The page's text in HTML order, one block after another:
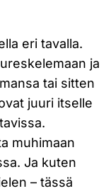
eri tavalla.
ja
tai sitten
juuri itselle
muhimaan
Ja kuten
– tässä